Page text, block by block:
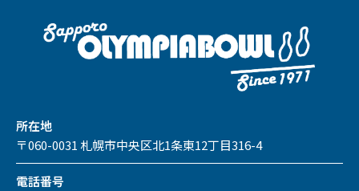
所在地
〒060-0031 札幌市中央区北1条東12丁目316-4
電話番号